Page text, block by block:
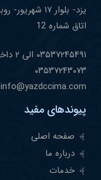
اتاق شماره 12
۰٣۵٣٧٢۴۵۴٩١ الی ۲ داخلی 212
۰٣۵٣٧٢۴٣۰٧٣
info@yazdccima.com
پیوندهای مفید
صفحه اصلی
درباره ما
خدمات